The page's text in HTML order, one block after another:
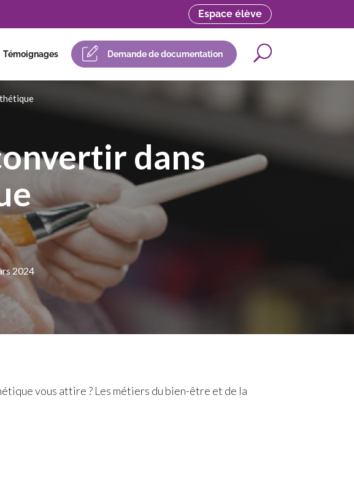
Espace élève
Témoignages Demande de documentation
dans
2024
vous attire ? Les métiers du bien-être et de la